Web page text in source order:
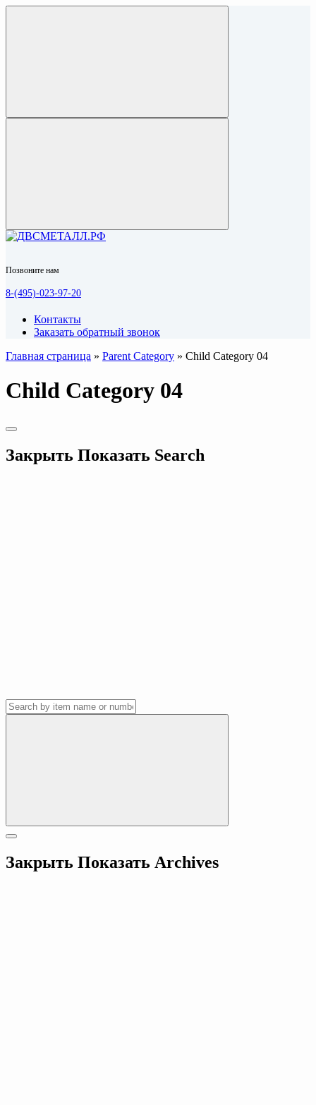
Позвоните нам
8-(495)-023-97-20
Контакты
Заказать обратный звонок
Главная страница » Parent Category » Child Category 04
Child Category 04
Закрыть Показать Search
Закрыть Показать Archives